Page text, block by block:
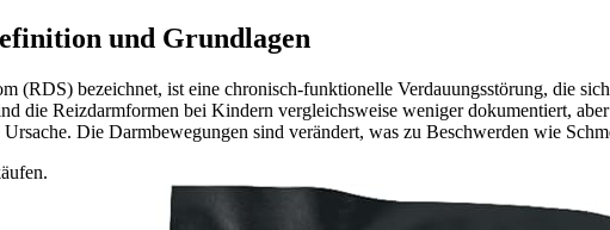
und Grundlagen
(RDS) bezeichnet, ist eine chronisch-funktionelle Verdauungsstörung, die
die Reizdarmformen bei Kindern vergleichsweise weniger dokumentiert,
Die Darmbewegungen sind verändert, was zu Beschwerden wie